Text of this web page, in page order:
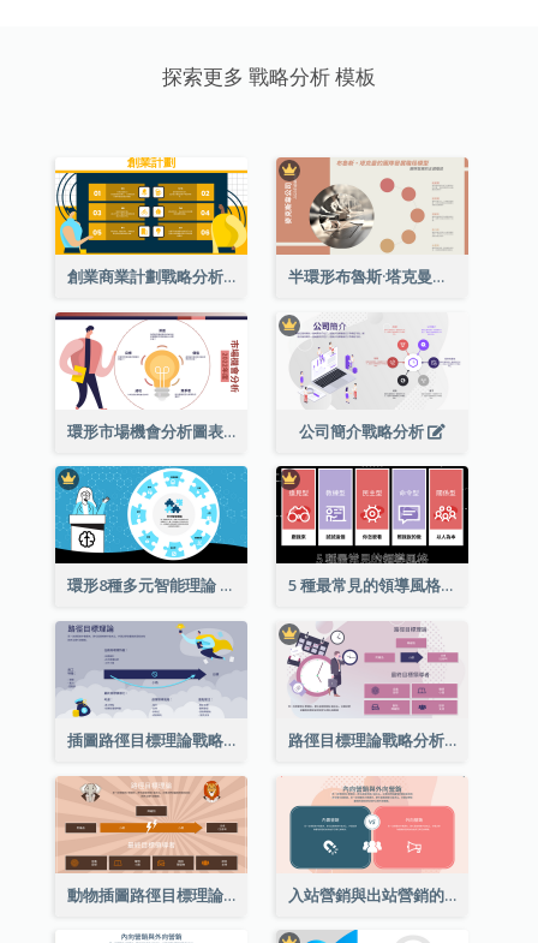
探索更多 戰略分析 模板
創業商業計劃戰略分析 半環形布魯斯·塔克曼的團隊發展階段模型圖表
環形市場機會分析圖表 公司簡介戰略分析
環形8種多元智能理論 5 種最常見的領導風格列表
插圖路徑目標理論戰略分析 路徑目標理論戰略分析
動物插圖路徑目標理論戰略分析 入站營銷與出站營銷的戰略分析